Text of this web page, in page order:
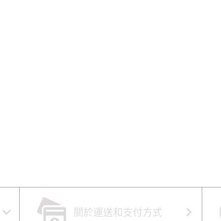
關於運送和支付方式